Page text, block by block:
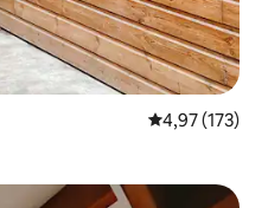
Évaluation
4,97 (173)